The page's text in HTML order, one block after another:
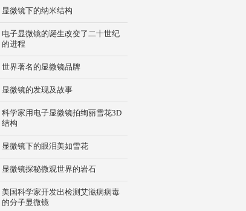
显微镜下的纳米结构
电子显微镜的诞生改变了二十世纪
的进程
世界著名的显微镜品牌
显微镜的发现及故事
科学家用电子显微镜拍绚丽雪花3D
结构
显微镜下的眼泪美如雪花
显微镜探秘微观世界的岩石
美国科学家开发出检测艾滋病病毒
的分子显微镜